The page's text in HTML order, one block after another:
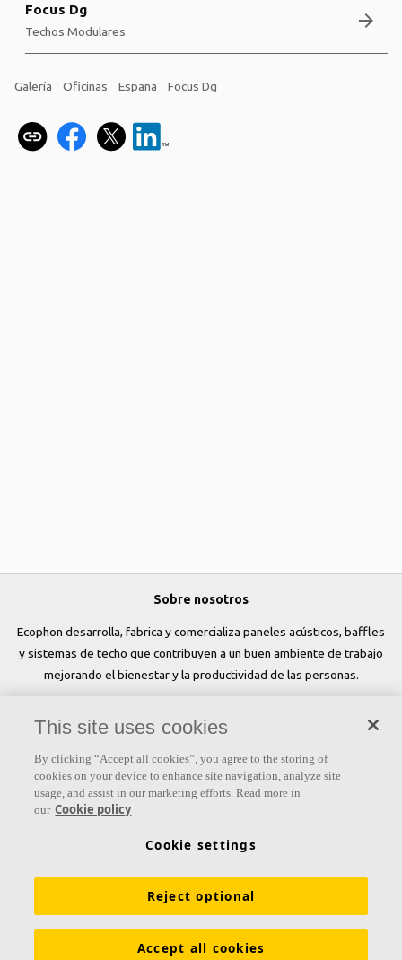
Focus Dg
Techos Modulares arrow_forward
Galería Oficinas España Focus Dg
Sobre nosotros
Ecophon desarrolla, fabrica y comercializa paneles acústicos, baffles
y sistemas de techo que contribuyen a un buen ambiente de trabajo
mejorando el bienestar y la productividad de las personas.
Links
Propiedades funcionales Glosario
Ventilación Difusa Descargar catálogos
This site uses cookies
By clicking “Accept all cookies”, you agree to the storing of
cookies on your device to enhance site navigation, analyze site
usage, and assist in our marketing efforts. Read more in
our Cookie policy
Cookie settings
Reject optional
Accept all cookies